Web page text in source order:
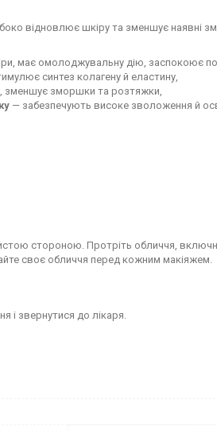
відновлює шкіру та зменшує наявні
має омолоджувальну дію, заспокоює
синтез колагену й еластину,
зменшує зморшки та розтяжки,
— забезпечують високе зволоження й
стороною. Протріть обличчя,
своє обличчя перед кожним макіяжем.
і звернутися до лікаря.